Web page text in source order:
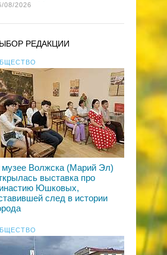
08/2026
РЕДАКЦИИ
музее Волжска (Марий Эл)
выставка про
Юшковых,
след в истории